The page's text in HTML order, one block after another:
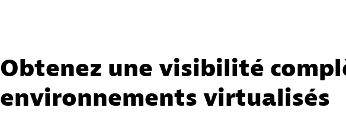
Obtenez une visibilité
environnements virtualisés